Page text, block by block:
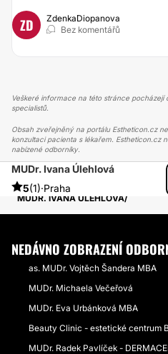
ZD
ZdenkaDiopanova
Bez komentářů
Veškeré informace na této stránce
specialistů.
Obsah zveřejněný na portálu Estheticon.cz
konzultaci pacienta s lékařem. Estheticon.cz
nabízené odborníky.
MUDr. Ivana Úlehlová
5(1)·Praha
ESTHETICON
PŘÍBĚHY
PŘÍBĚHY TÝKAJÍCÍ SE ZÁKROKU
MUDR. IVANA ÚLEHLOVÁ
NEDÁVNO ZOBRAZENÍ
as. MUDr. Vojtěch Šandera MBA
MUDr. Michaela Večeřová
MUDr. Eva Urbánková MBA
Beauty Clinic - estetické centrum
MUDr. Radek Pavlíček -